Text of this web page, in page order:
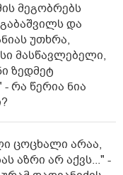
მეგობრებს
და
უთხრა,
მასწავლებელი,
ზედმეტ
რა წერია ნია
ცოცხალი არაა,
აზრი არ აქვს..." -